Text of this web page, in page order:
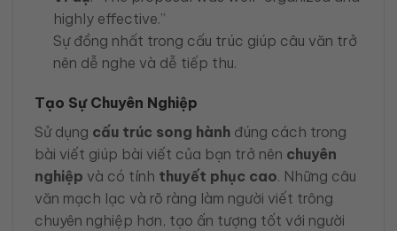
highly effective.”
Sự đồng nhất trong cấu trúc giúp câu văn trở
nên dễ nghe và dễ tiếp thu.
Tạo Sự Chuyên Nghiệp
Sử dụng cấu trúc song hành đúng cách trong
bài viết giúp bài viết của bạn trở nên chuyên
nghiệp và có tính thuyết phục cao. Những câu
văn mạch lạc và rõ ràng làm người viết trông
chuyên nghiệp hơn, tạo ấn tượng tốt với người